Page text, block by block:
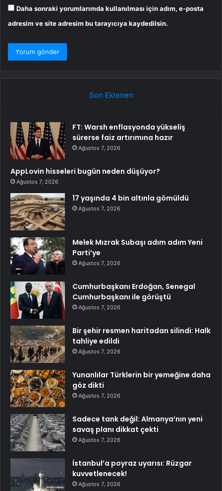
Daha sonraki yorumlarımda kullanılması için adım, e-posta
adresim ve site adresim bu tarayıcıya kaydedilsin.
Son Eklenen
FT: Warsh enflasyonda yükseliş
sürerse faiz artırımına hazır
Ağustos 7, 2026
AppLovin hisseleri bugün neden düşüyor?
Ağustos 7, 2026
17 yaşında 4 bin altınla gömüldü
Ağustos 7, 2026
Melek Mızrak Subaşı adım adım Yeni
Parti’ye
Ağustos 7, 2026
Cumhurbaşkanı Erdoğan, Senegal
Cumhurbaşkanı ile görüştü
Ağustos 7, 2026
Bir şehir resmen haritadan silindi: Halk
tahliye edildi
Ağustos 7, 2026
Yunanlılar Türklerin bir yemeğine daha
göz dikti
Ağustos 7, 2026
Sadece tank değil: Almanya’nın yeni
savaş planı dikkat çekti
Ağustos 7, 2026
İstanbul’a poyraz uyarısı: Rüzgar
kuvvetlenecek!
Ağustos 7, 2026